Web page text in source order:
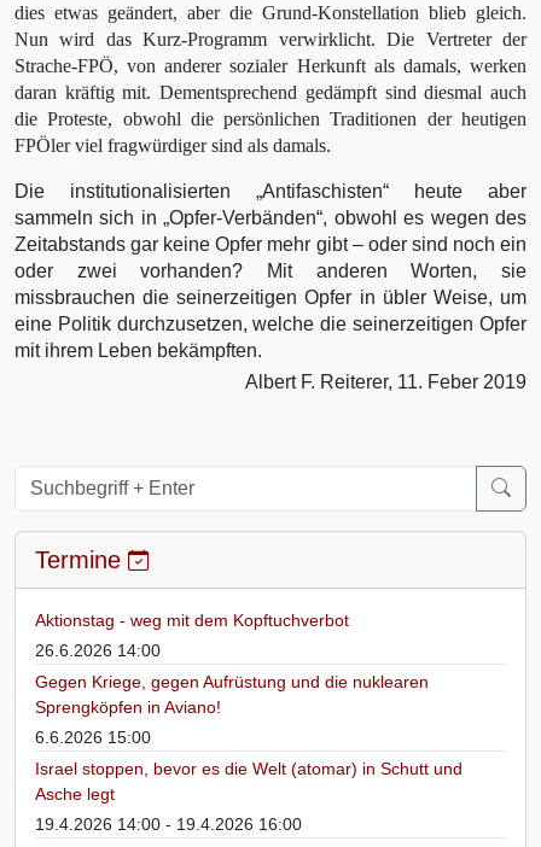
dies etwas geändert, aber die Grund-Konstellation blieb gleich.
Nun wird das Kurz-Programm verwirklicht. Die Vertreter der
Strache-FPÖ, von anderer sozialer Herkunft als damals, werken
daran kräftig mit. Dementsprechend gedämpft sind diesmal auch
die Proteste, obwohl die persönlichen Traditionen der heutigen
FPÖler viel fragwürdiger sind als damals.
Die institutionalisierten „Antifaschisten“ heute aber
sammeln sich in „Opfer-Verbänden“, obwohl es wegen des
Zeitabstands gar keine Opfer mehr gibt – oder sind noch ein
oder zwei vorhanden? Mit anderen Worten, sie
missbrauchen die seinerzeitigen Opfer in übler Weise, um
eine Politik durchzusetzen, welche die seinerzeitigen Opfer
mit ihrem Leben bekämpften.
Albert F. Reiterer, 11. Feber 2019
Termine
Aktionstag - weg mit dem Kopftuchverbot
26.6.2026 14:00
Gegen Kriege, gegen Aufrüstung und die nuklearen
Sprengköpfen in Aviano!
6.6.2026 15:00
Israel stoppen, bevor es die Welt (atomar) in Schutt und
Asche legt
19.4.2026 14:00 - 19.4.2026 16:00